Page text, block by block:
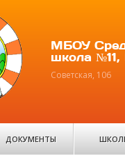
МБОУ
школа №11,
Советская, 106
ДОКУМЕНТЫ